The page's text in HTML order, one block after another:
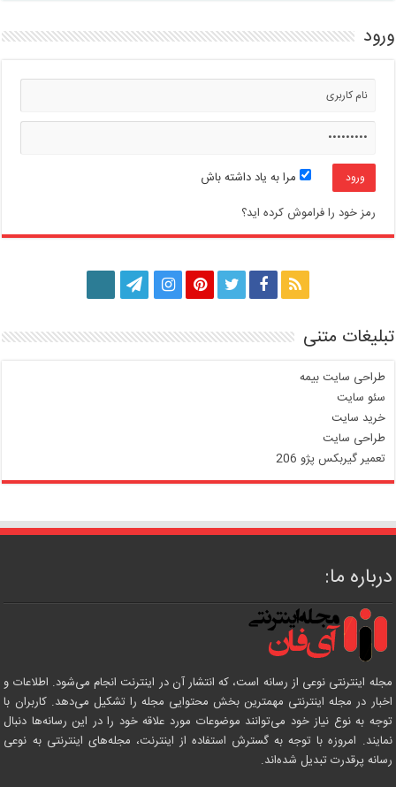
ورود
مرا به یاد داشته باش
رمز خود را فراموش کرده اید؟
تبلیغات متنی
طراحی سایت بیمه
سئو سایت
خرید سایت
طراحی سایت
تعمیر گیربکس پژو 206
درباره ما:
مجله اینترنتی نوعی از رسانه است، که انتشار آن در اینترنت انجام می‌شود. اطلاعات و
اخبار در مجله اینترنتی مهمترین بخش محتوایی مجله را تشکیل می‌دهد. کاربران با
توجه به نوع نیاز خود می‌توانند موضوعات مورد علاقه خود را در این رسانه‌ها دنبال
نمایند. امروزه با توجه به گسترش استفاده از اینترنت، مجله‌های اینترنتی به نوعی
رسانه پرقدرت تبدیل شده‌اند.